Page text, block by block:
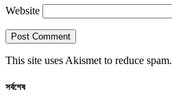
Website
This site uses Akismet to reduce spam.
সর্বশেষ